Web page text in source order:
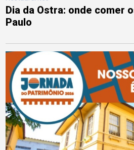
Dia da Ostra: onde comer
Paulo